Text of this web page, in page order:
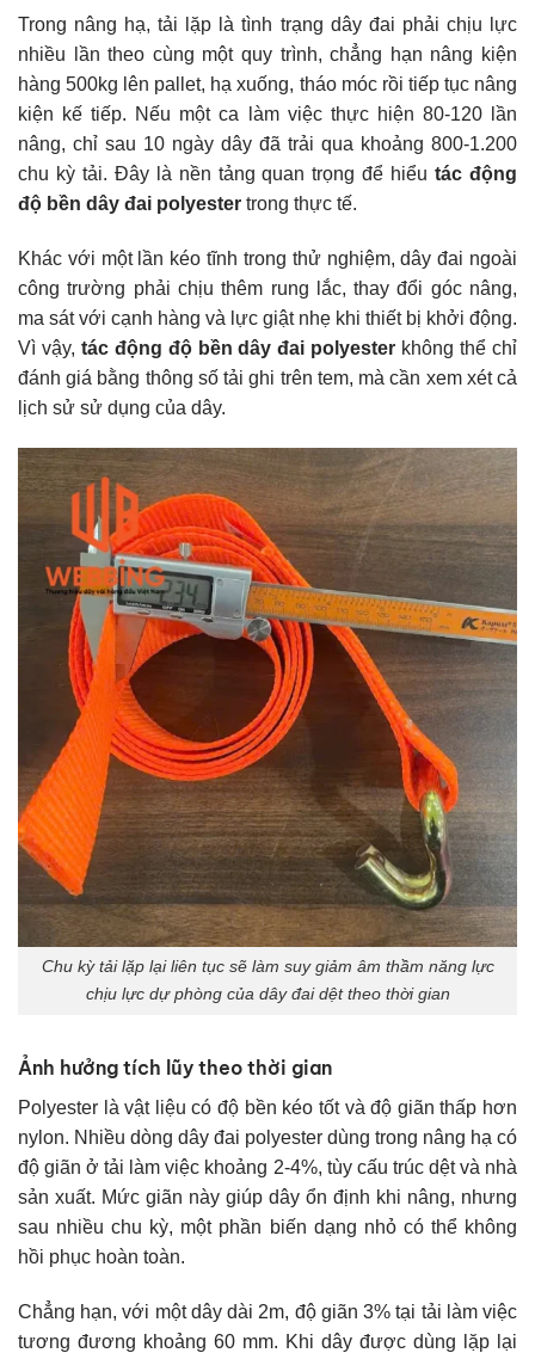
Trong nâng hạ, tải lặp là tình trạng dây đai phải chịu lực
nhiều lần theo cùng một quy trình, chẳng hạn nâng kiện
hàng 500kg lên pallet, hạ xuống, tháo móc rồi tiếp tục nâng
kiện kế tiếp. Nếu một ca làm việc thực hiện 80-120 lần
nâng, chỉ sau 10 ngày dây đã trải qua khoảng 800-1.200
chu kỳ tải. Đây là nền tảng quan trọng để hiểutác động
độ bền dây đai polyester trong thực tế.
Khác với một lần kéo tĩnh trong thử nghiệm, dây đai ngoài
công trường phải chịu thêm rung lắc, thay đổi góc nâng,
ma sát với cạnh hàng và lực giật nhẹ khi thiết bị khởi động.
Vì vậy, tác động độ bền dây đai polyester không thể chỉ
đánh giá bằng thông số tải ghi trên tem, mà cần xem xét cả
lịch sử sử dụng của dây.
Chu kỳ tải lặp lại liên tục sẽ làm suy giảm âm thầm năng lực
chịu lực dự phòng của dây đai dệt theo thời gian
Ảnh hưởng tích lũy theo thời gian
Polyester là vật liệu có độ bền kéo tốt và độ giãn thấp hơn
nylon. Nhiều dòng dây đai polyester dùng trong nâng hạ có
độ giãn ở tải làm việc khoảng 2-4%, tùy cấu trúc dệt và nhà
sản xuất. Mức giãn này giúp dây ổn định khi nâng, nhưng
sau nhiều chu kỳ, một phần biến dạng nhỏ có thể không
hồi phục hoàn toàn.
Chẳng hạn, với một dây dài 2m, độ giãn 3% tại tải làm việc
tương đương khoảng 60 mm. Khi dây được dùng lặp lại